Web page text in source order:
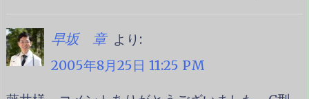
早坂 章 より:
2005年8月25日 11:25 PM